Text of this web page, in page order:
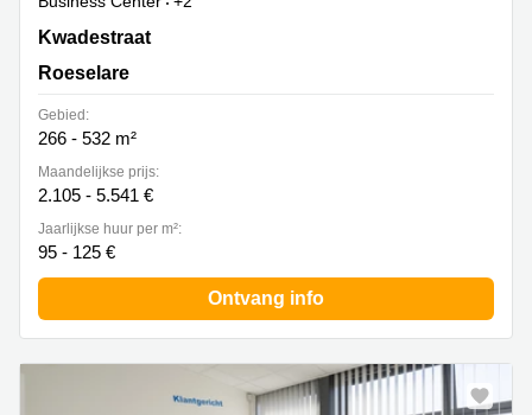
Kwadestraat 151A, Roeselare
Kwadestraat
Roeselare
Gebied:
266 - 532 m²
Maandelijkse prijs:
2.105 - 5.541 €
Jaarlijkse huur per m²:
95 - 125 €
Ontvang info